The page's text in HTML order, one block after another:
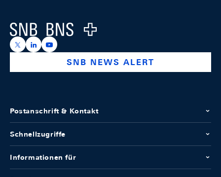
Logo
https://x.com/snb_bns
https://ch.linkedin.com/company/swiss-national-
https://www.youtube.com/@swissnationalbank
SNB NEWS ALERT
Postanschrift & Kontakt
Schnellzugriffe
Informationen für